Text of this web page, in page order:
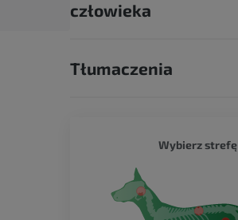
człowieka
Tłumaczenia
Wybierz strefę